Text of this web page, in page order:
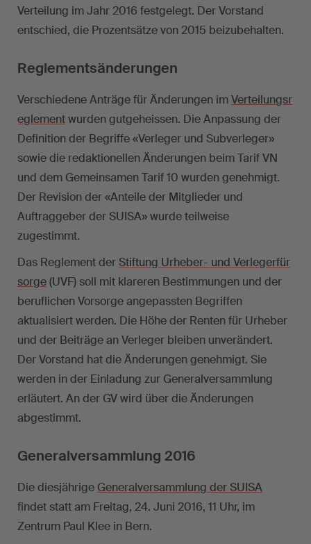
Verteilung im Jahr 2016 festgelegt. Der Vorstand
entschied, die Prozentsätze von 2015 beizubehalten.
Reglementsänderungen
Verschiedene Anträge für Änderungen imVerteilungsr
eglementwurden gutgeheissen. Die Anpassung der
Definition der Begriffe «Verleger und Subverleger»
sowie die redaktionellen Änderungen beim Tarif VN
und dem Gemeinsamen Tarif 10 wurden genehmigt.
Der Revision der «Anteile der Mitglieder und
Auftraggeber der SUISA» wurde teilweise
zugestimmt.
Das Reglement derStiftung Urheber- und Verlegerfür
sorge(UVF) soll mit klareren Bestimmungen und der
beruflichen Vorsorge angepassten Begriffen
aktualisiert werden. Die Höhe der Renten für Urheber
und der Beiträge an Verleger bleiben unverändert.
Der Vorstand hat die Änderungen genehmigt. Sie
werden in der Einladung zur Generalversammlung
erläutert. An der GV wird über die Änderungen
abgestimmt.
Generalversammlung 2016
Die diesjährige Generalversammlung der SUISA
findet statt am Freitag, 24. Juni 2016, 11 Uhr, im
Zentrum Paul Klee in Bern.